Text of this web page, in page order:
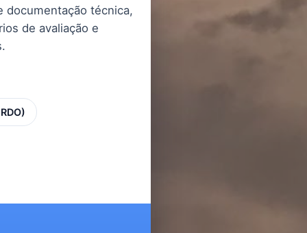
documentação técnica,
de avaliação e